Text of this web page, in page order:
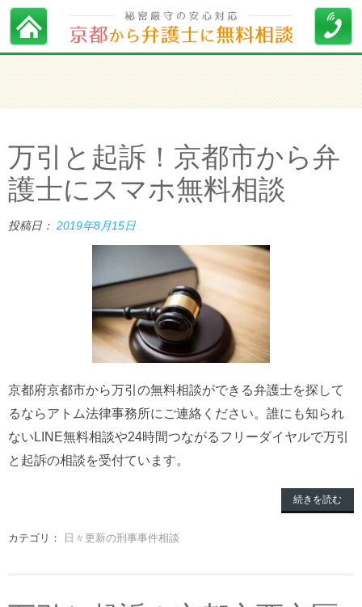
万引と起訴！京都市から弁
護士にスマホ無料相談
投稿日： 2019年8月15日
京都府京都市から万引の無料相談ができる弁護士を探して
るならアトム法律事務所にご連絡ください。誰にも知られ
ないLINE無料相談や24時間つながるフリーダイヤルで万引
と起訴の相談を受付ています。
続きを読む
カテゴリ： 日々更新の刑事事件相談